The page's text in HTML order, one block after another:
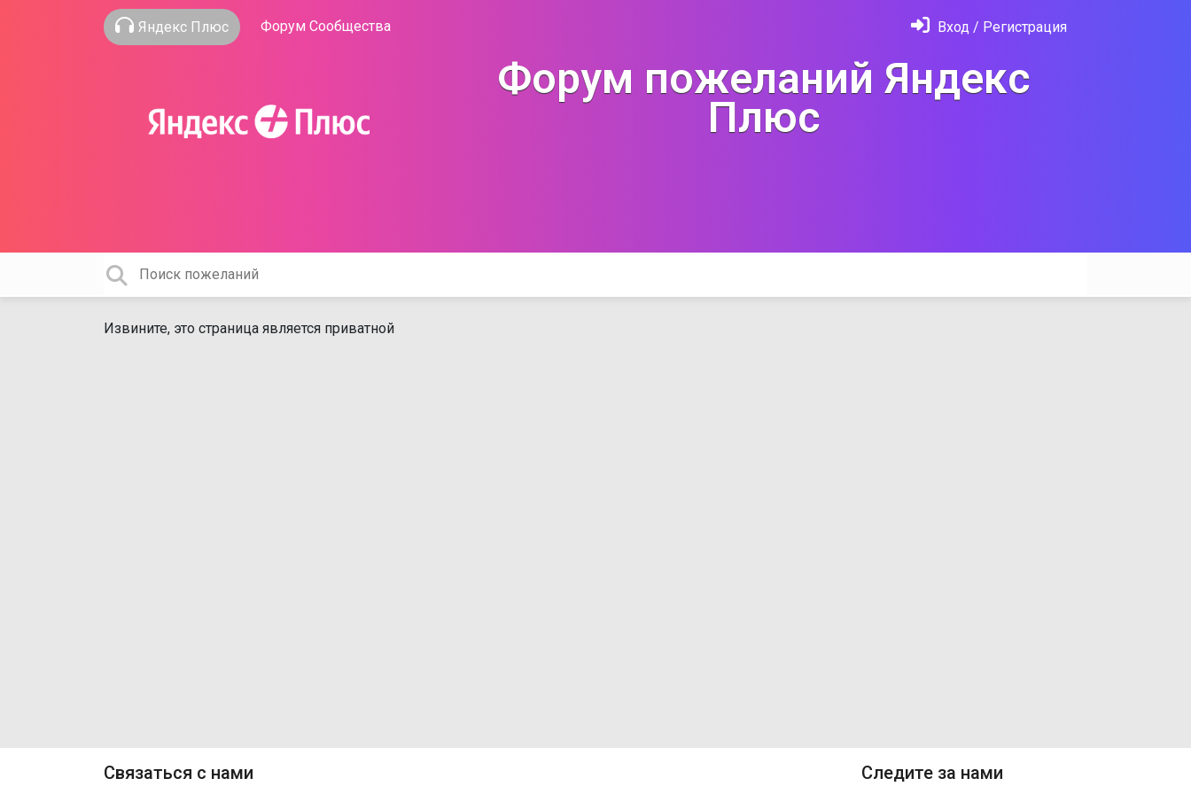
Яндекс Плюс Форум Сообщества Вход / Регистрация
Форум пожеланий Яндекс
Плюс
Извините, это страница является приватной
Связаться с нами Следите за нами